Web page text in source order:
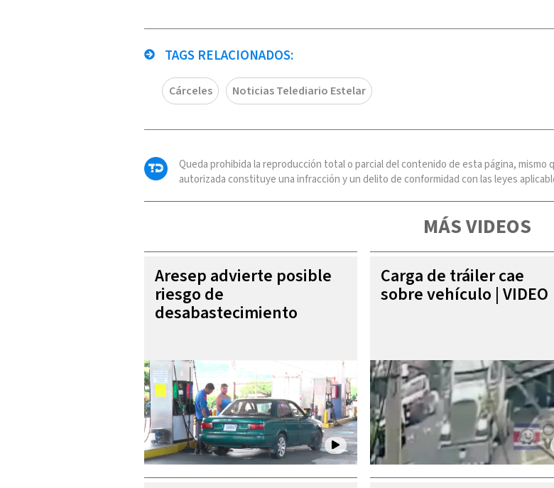
TAGS RELACIONADOS:
Cárceles Noticias Telediario Estelar
Queda prohibida la reproducción total o parcial del contenido de esta página, mismo
autorizada constituye una infracción y un delito de conformidad con las leyes
MÁS VIDEOS
Aresep advierte posible
riesgo de
desabastecimiento
Carga de tráiler cae
sobre vehículo | VIDEO